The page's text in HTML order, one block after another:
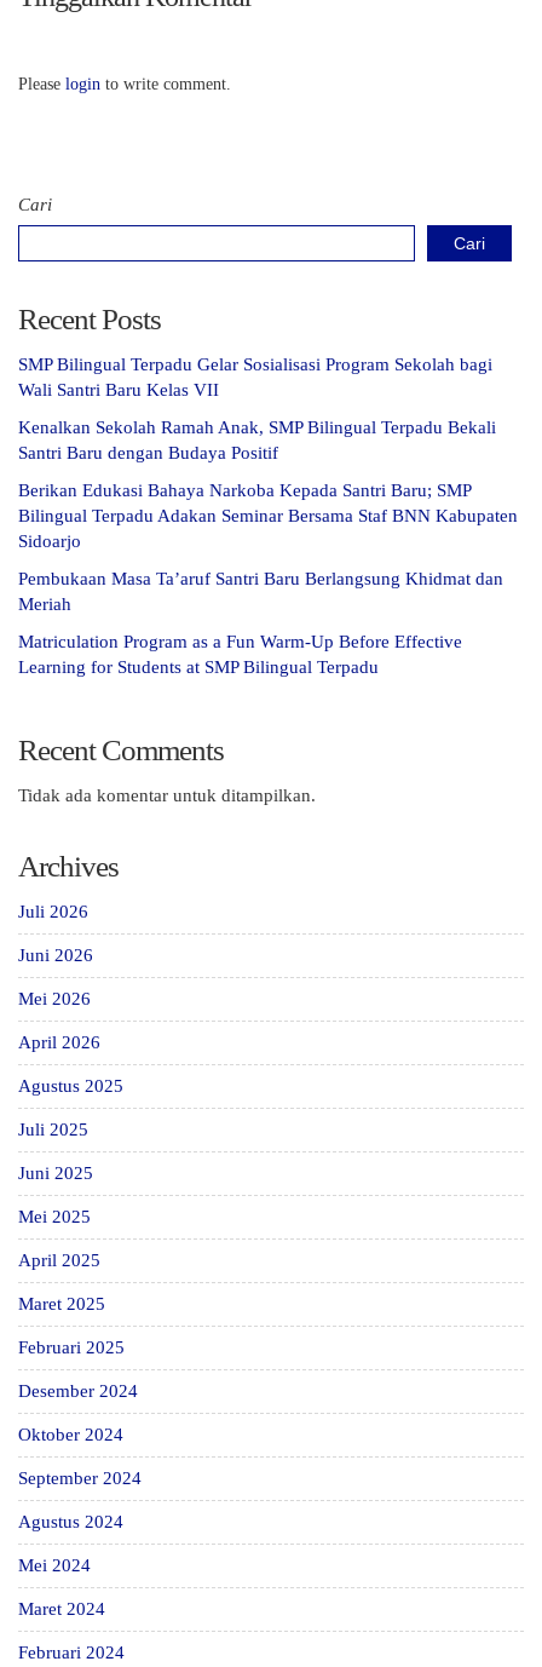
Please login to write comment.
Cari
Cari
Recent Posts
SMP Bilingual Terpadu Gelar Sosialisasi Program Sekolah bagi
Wali Santri Baru Kelas VII
Kenalkan Sekolah Ramah Anak, SMP Bilingual Terpadu Bekali
Santri Baru dengan Budaya Positif
Berikan Edukasi Bahaya Narkoba Kepada Santri Baru; SMP
Bilingual Terpadu Adakan Seminar Bersama Staf BNN Kabupaten
Sidoarjo
Pembukaan Masa Ta’aruf Santri Baru Berlangsung Khidmat dan
Meriah
Matriculation Program as a Fun Warm-Up Before Effective
Learning for Students at SMP Bilingual Terpadu
Recent Comments
Tidak ada komentar untuk ditampilkan.
Archives
Juli 2026
Juni 2026
Mei 2026
April 2026
Agustus 2025
Juli 2025
Juni 2025
Mei 2025
April 2025
Maret 2025
Februari 2025
Desember 2024
Oktober 2024
September 2024
Agustus 2024
Mei 2024
Maret 2024
Februari 2024